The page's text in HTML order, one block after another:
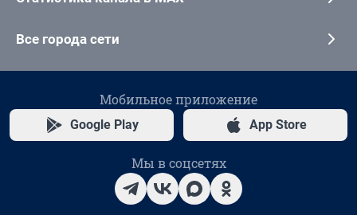
Все города сети
Мобильное приложение
Google Play App Store
Мы в соцсетях